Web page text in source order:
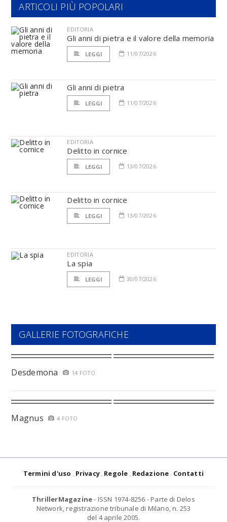
ARTICOLI PIÙ POPOLARI
EDITORIA
Gli anni di pietra e il valore della memoria
LEGGI 11/07/2026
Gli anni di pietra
LEGGI 11/07/2026
EDITORIA
Delitto in cornice
LEGGI 13/07/2026
Delitto in cornice
LEGGI 13/07/2026
EDITORIA
La spia
LEGGI 30/07/2026
GALLERIE FOTOGRAFICHE
Desdemona 14 FOTO
Magnus 4 FOTO
Termini d'uso Privacy Regole Redazione Contatti
ThrillerMagazine- ISSN 1974-8256 - Parte di Delos
Network, registrazione tribunale di Milano, n. 253
del 4 aprile 2005.